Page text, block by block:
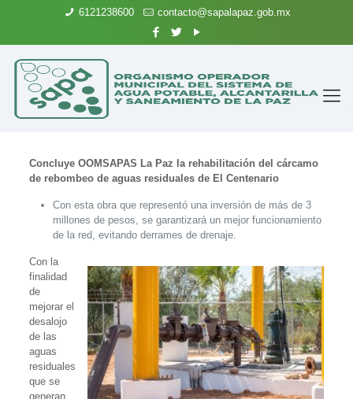
6121238600 contacto@sapalapaz.gob.mx
Concluye OOMSAPAS La Paz la rehabilitación del cárcamo
de rebombeo de aguas residuales de El Centenario
Con esta obra que representó una inversión de más de 3
millones de pesos, se garantizará un mejor funcionamiento
de la red, evitando derrames de drenaje.
Con la
finalidad
de
mejorar el
desalojo
de las
aguas
residuales
que se
generan